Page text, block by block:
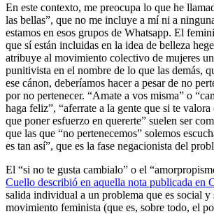
En este contexto, me preocupa lo que he
las bellas”, que no me incluye a mí ni a
estamos en esos grupos de Whatsapp. El
que sí están incluidas en la idea de belleza
atribuye al movimiento colectivo de mujeres
punitivista en el nombre de lo que las demás,
ese cánon, deberíamos hacer a pesar de no
por no pertenecer. “Amate a vos misma” o
haga feliz”, “aferrate a la gente que si te valora
que poner esfuerzo en quererte” suelen ser
que las que “no pertenecemos” solemos
es tan así”, que es la fase negacionista del
El “si no te gusta cambialo” o el
Cuello describió en aquella nota publicada en
salida individual a un problema que es social
movimiento feminista (que es, sobre todo, el